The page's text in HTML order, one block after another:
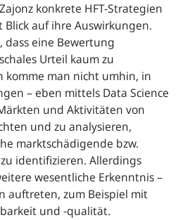
konkrete HFT-Strategien
auf ihre Auswirkungen.
dass eine Bewertung
Urteil kaum zu
komme man nicht umhin, in
– eben mittels Data Science
und Aktivitäten von
und zu analysieren,
marktschädigende bzw.
identifizieren. Allerdings
wesentliche Erkenntnis –
auftreten, zum Beispiel mit
und -qualität.